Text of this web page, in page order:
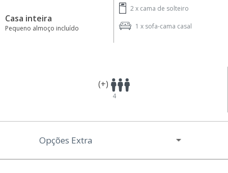
Casa inteira
Pequeno almoço incluído
2 x cama de solteiro
1 x sofa-cama casal
(+)
4
Opções Extra